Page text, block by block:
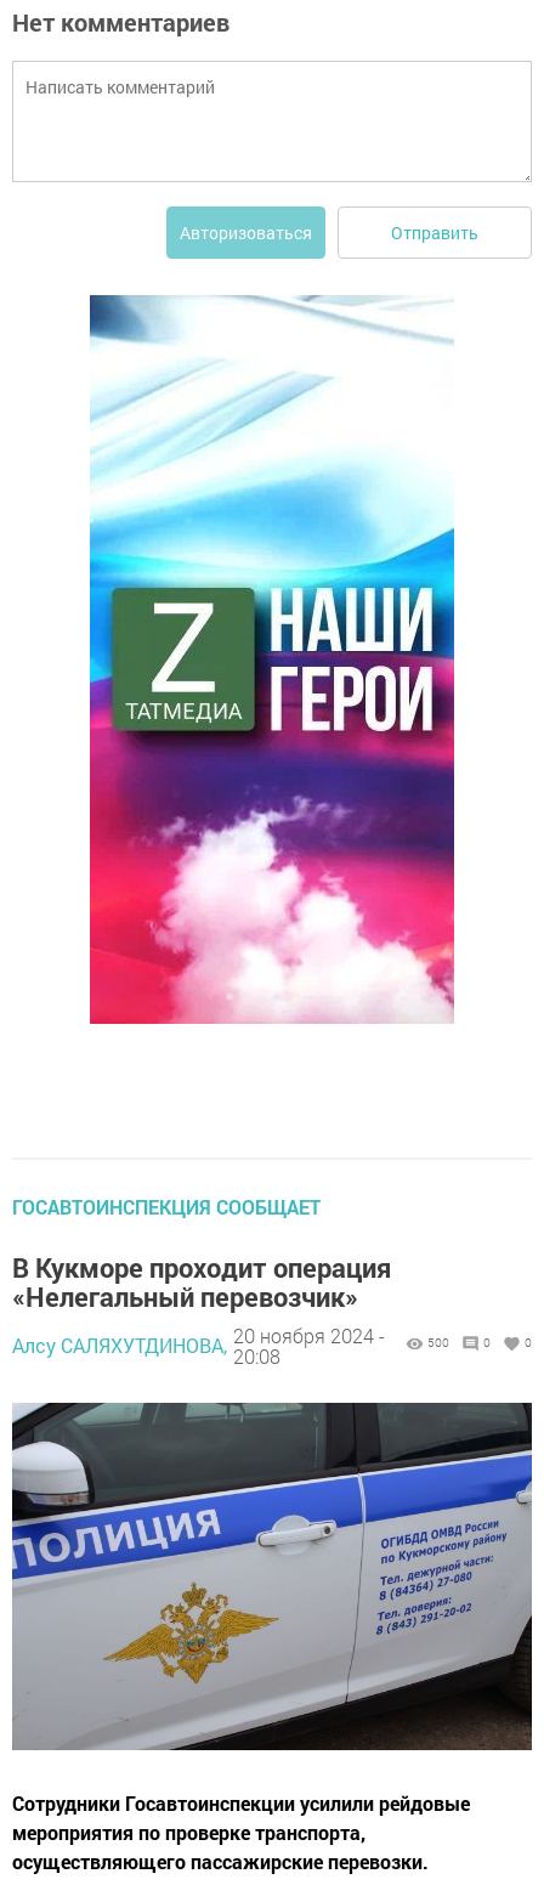
Нет комментариев
Авторизоваться Отправить
ГОСАВТОИНСПЕКЦИЯ СООБЩАЕТ
В Кукморе проходит операция
«Нелегальный перевозчик»
Алсу САЛЯХУТДИНОВА, 20 ноября 2024 -
20:08
500 0 0
Сотрудники Госавтоинспекции усилили рейдовые
мероприятия по проверке транспорта,
осуществляющего пассажирские перевозки.